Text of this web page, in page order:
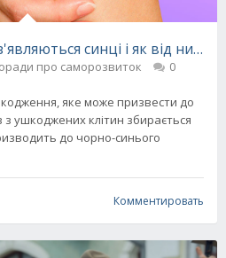
синці і як від них
про саморозвиток 0
яке може призвести до
ушкоджених клітин збирається
до чорно-синього
Комментировать